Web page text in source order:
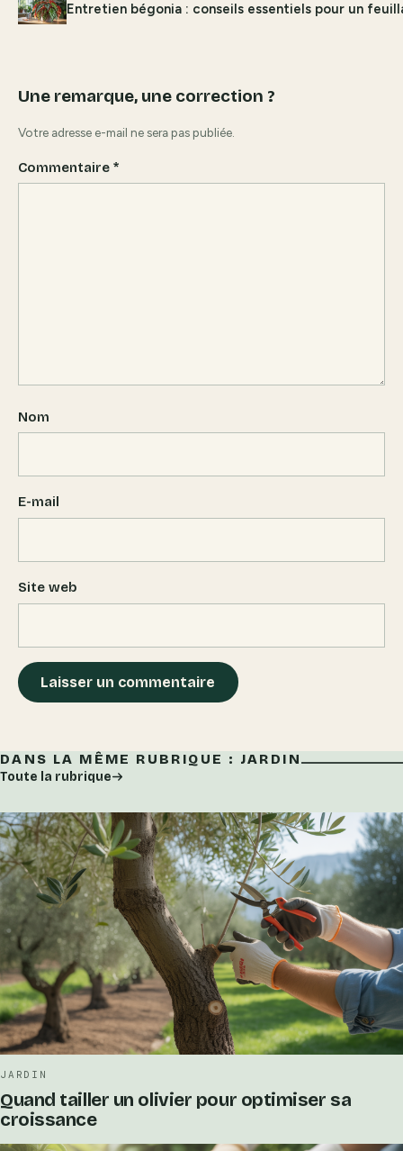
Entretien bégonia : conseils essentiels pour un
Une remarque, une correction ?
Votre adresse e-mail ne sera pas publiée.
Commentaire *
Nom
E-mail
Site web
DANS LA MÊME RUBRIQUE : JARDIN
Toute la rubrique
JARDIN
Quand tailler un olivier pour optimiser sa
croissance